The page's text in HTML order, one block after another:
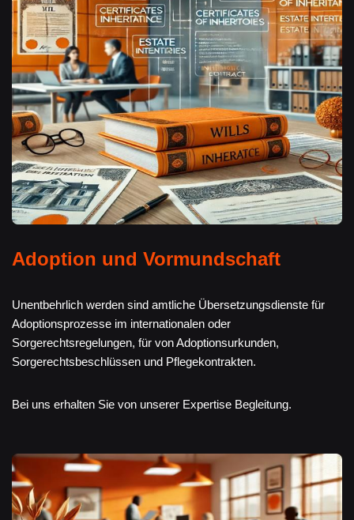
Adoption und Vormundschaft
Unentbehrlich werden sind amtliche Übersetzungsdienste für
Adoptionsprozesse im internationalen oder
Sorgerechtsregelungen, für von Adoptionsurkunden,
Sorgerechtsbeschlüssen und Pflegekontrakten.
Bei uns erhalten Sie von unserer Expertise Begleitung.